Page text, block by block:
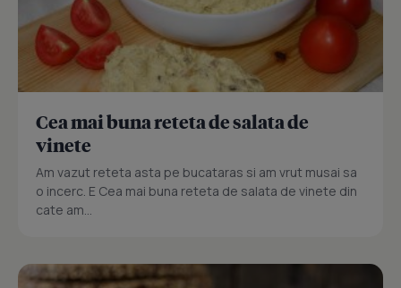
Cea mai buna reteta de salata de
vinete
Am vazut reteta asta pe bucataras si am vrut musai sa
o incerc. E Cea mai buna reteta de salata de vinete din
cate am...